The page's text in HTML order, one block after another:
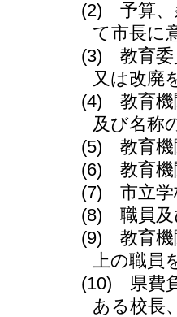
(2)
予算
て市長に
(3)
教育
又は改廃
(4)
教育
及び名称
(5)
教育
(6)
教育
(7)
市立
(8)
職員
(9)
教育
上の職員
(10)
県費
ある校長